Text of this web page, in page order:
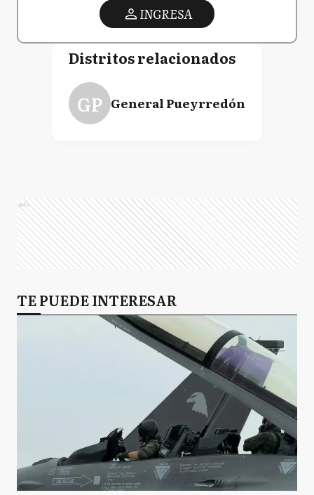
INGRESA
Distritos relacionados
GP General Pueyrredón
Ads
TE PUEDE INTERESAR